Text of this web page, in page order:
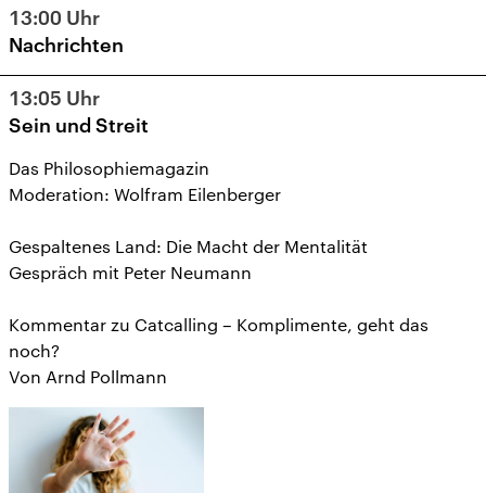
13:00 Uhr
Nachrichten
13:05 Uhr
Sein und Streit
Das Philosophiemagazin
Moderation: Wolfram Eilenberger
Gespaltenes Land: Die Macht der Mentalität
Gespräch mit Peter Neumann
Kommentar zu Catcalling – Komplimente, geht das
noch?
Von Arnd Pollmann